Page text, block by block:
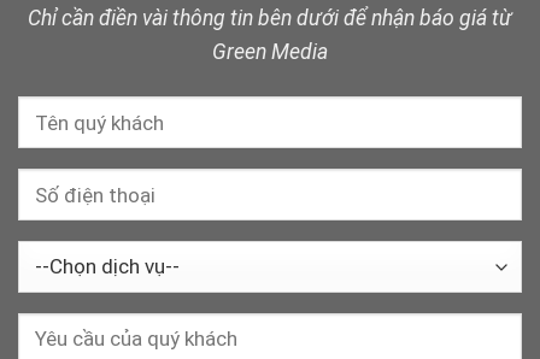
Chỉ cần điền vài thông tin bên dưới để nhận báo giá từ
Green Media